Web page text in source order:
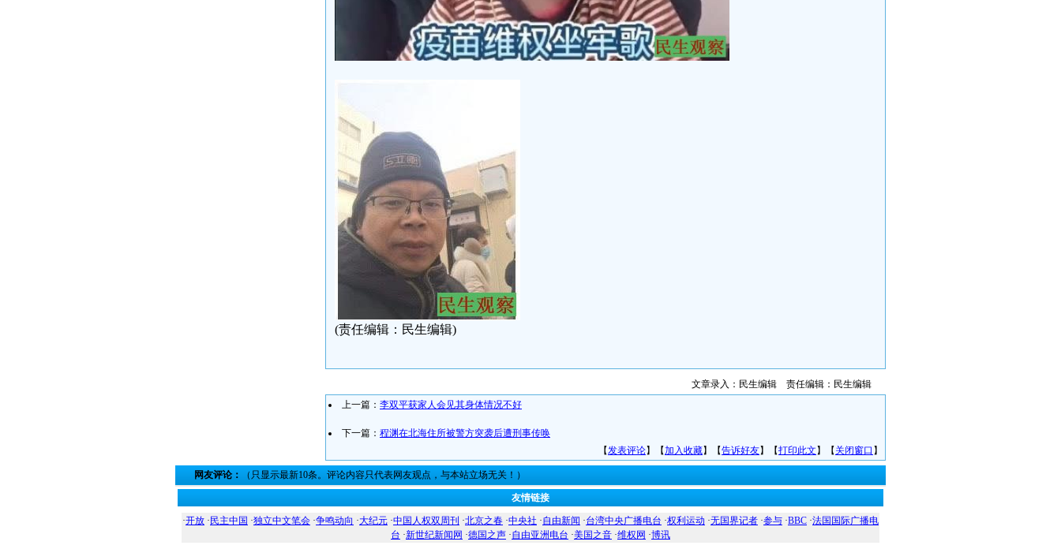
(责任编辑：民生编辑)
文章录入：民生编辑 责任编辑：民生编辑
上一篇： 李双平获家人会见其身体情况不好
下一篇： 程渊在北海住所被警方突袭后遭刑事传唤
【发表评论】【加入收藏】【告诉好友】【打印此文 】【 关闭窗口 】
网友评论： （只显示最新10条。评论内容只代表网友观点，与本站立场无关！）
友情链接
·开放 · 民主中国 ·独立中文笔会 ·争鸣动向 ·大纪元 ·中国人权双周刊 ·北京之春 ·中央社 ·自由新闻 ·台湾中央广播电台 ·权利运动 ·无国界记者 ·参与 ·BBC ·法国国际广播电
台 ·新世纪新闻网 ·德国之声 ·自由亚洲电台 ·美国之音 ·维权网 ·博讯